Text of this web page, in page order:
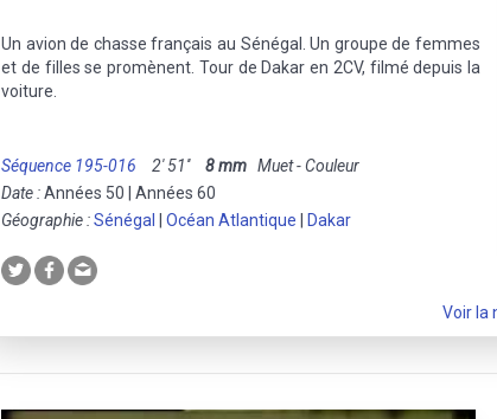
Un avion de chasse français au Sénégal. Un groupe de femmes
et de filles se promènent. Tour de Dakar en 2CV, filmé depuis la
voiture.
Séquence 195-016 2' 51'' 8 mm Muet - Couleur
Date :Années 50 | Années 60
Géographie :Sénégal Océan Atlantique Dakar
Voir la